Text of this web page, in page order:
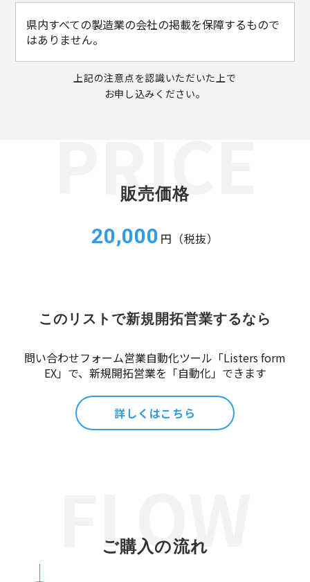
県内すべての製造業の会社の掲載を保障するもので
はありません。
上記の注意点を認識いただいた上で
お申し込みください。
販売価格
20,000 円（税抜）
このリストで新規開拓営業するなら
問い合わせフォーム営業自動化ツール「Listers form
EX」で、新規開拓営業を「自動化」できます
詳しくはこちら
ご購入の流れ